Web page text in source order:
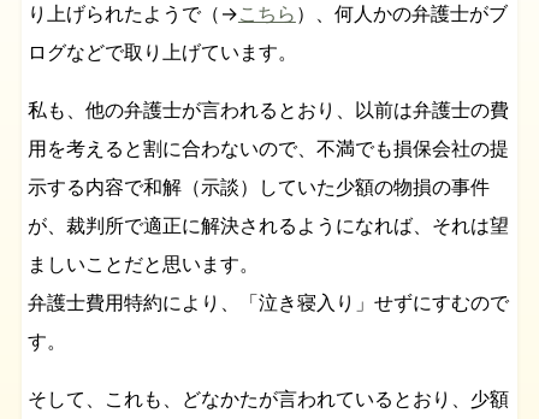
り上げられたようで（→こちら ）、何人かの弁護士がブ
ログなどで取り上げています。
私も、他の弁護士が言われるとおり、以前は弁護士の費
用を考えると割に合わないので、不満でも損保会社の提
示する内容で和解（示談）していた少額の物損の事件
が、裁判所で適正に解決されるようになれば、それは望
ましいことだと思います。
弁護士費用特約により、「泣き寝入り」せずにすむので
す。
そして、これも、どなかたが言われているとおり、少額